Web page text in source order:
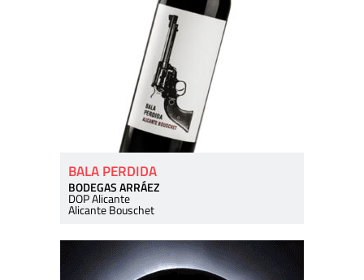
BALA PERDIDA
BODEGAS ARRÁEZ
DOP Alicante
Alicante Bouschet